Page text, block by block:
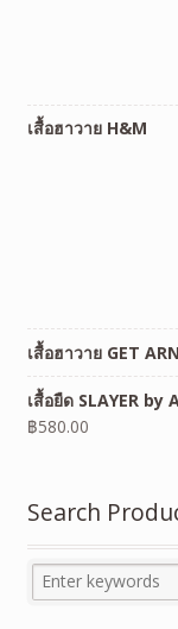
เสื้อฮาวาย H&M
เสื้อฮาวาย GET
เสื้อยืด SLAYER by
฿580.00
Search